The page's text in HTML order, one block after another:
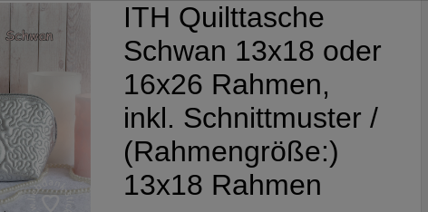
ITH Quilttasche
Schwan 13x18 oder
16x26 Rahmen,
inkl. Schnittmuster /
(Rahmengröße:)
13x18 Rahmen